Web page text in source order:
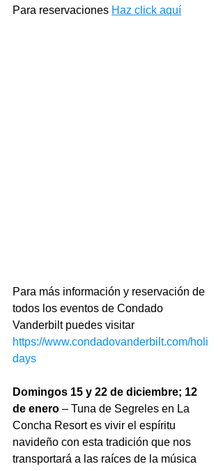
Para reservaciones Haz click aquí
Para más información y reservación de
todos los eventos de Condado
Vanderbilt puedes visitar
https://www.condadovanderbilt.com/holi
days
Domingos 15 y 22 de diciembre; 12
de enero – Tuna de Segreles en La
Concha Resort es vivir el espíritu
navideño con esta tradición que nos
transportará a las raíces de la música